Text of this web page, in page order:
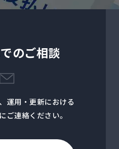
のご相談
運用・更新における
ご連絡ください。